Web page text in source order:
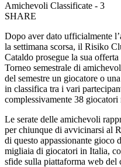
Amichevoli Classificate - 3
SHARE
Dopo aver dato ufficialmente
la settimana scorsa, il Risiko
Cataldo prosegue la sua
Torneo semestrale di
del semestre un giocatore o
in classifica tra i vari
complessivamente 38 giocatori
Le serate delle amichevoli
per chiunque di avvicinarsi al
di questo appassionante gioco
migliaia di giocatori in Italia,
sfide sulla piattaforma web